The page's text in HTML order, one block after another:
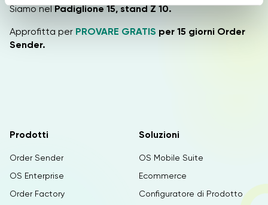
eSiamo nelPadiglione 15, stand Z 10.
Approfitta per PROVARE GRATIS per 15 giorni Order
Sender.
Prodotti
Order Sender
OS Enterprise
Order Factory
Soluzioni
OS Mobile Suite
Ecommerce
Configuratore di Prodotto